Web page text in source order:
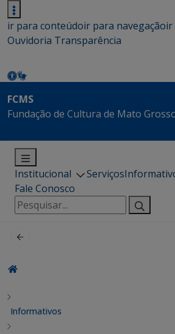
ir para conteúdoir para navegaçãoir
Ouvidoria Transparência
FCMS
Fundação de Cultura de Mato
Institucional Serviços
Fale Conosco
Pesquisar
por:
Informativos